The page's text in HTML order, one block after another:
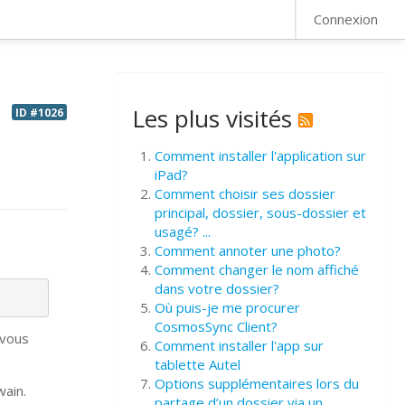
Connexion
ID #1026 Les plus visités
Comment installer l'application sur
iPad?
Comment choisir ses dossier
principal, dossier, sous-dossier et
usagé? ...
Comment annoter une photo?
Comment changer le nom affiché
dans votre dossier?
Où puis-je me procurer
CosmosSync Client?
Comment installer l'app sur
tablette Autel
Options supplémentaires lors du